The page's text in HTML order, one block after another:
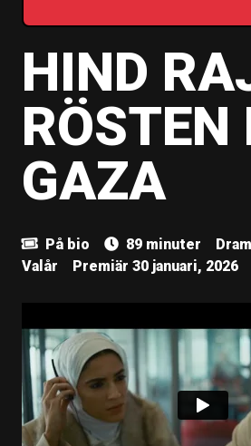
HIND
RÖSTEN
GAZA
På bio 89 minuter
Valår
Premiär 30 januari, 2026